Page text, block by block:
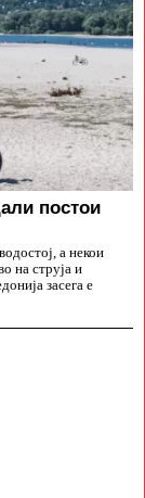
постои
а некои
на струја и
засега е